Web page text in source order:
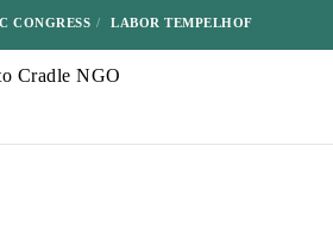
CONGRESS LABOR TEMPELHOF